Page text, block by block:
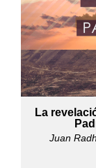
La
Juan